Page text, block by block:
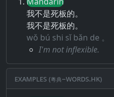
我不是死板的。
我不是死板的。
wǒ bú shi sǐ bǎn de 。
I'm not inflexible.
Examples (粵典–words.hk)